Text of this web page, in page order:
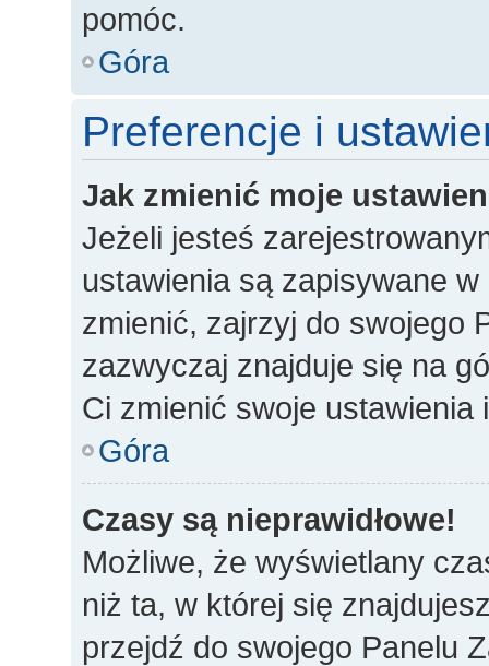
pomóc.
Góra
Preferencje i
Jak zmienić moje
Jeżeli jesteś
ustawienia są zapisywane
zmienić, zajrzyj do swojego
zazwyczaj znajduje się na
Ci zmienić swoje ustawienia
Góra
Czasy są nieprawidłowe!
Możliwe, że wyświetlany
niż ta, w której się
przejdź do swojego Panelu